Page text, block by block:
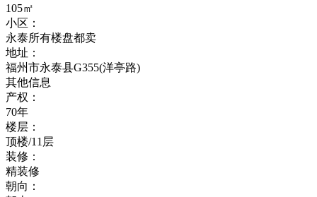
105㎡
小区：
永泰所有楼盘都卖
地址：
福州市永泰县G355(洋亭路)
其他信息
产权：
70年
楼层：
顶楼/11层
装修：
精装修
朝向：